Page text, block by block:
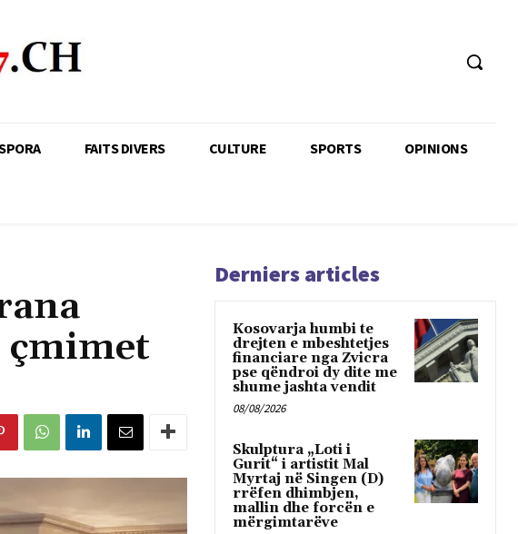
FAITS DIVERS CULTURE SPORTS OPINIONS
çmimet
Derniers articles
Kosovarja humbi te
drejten e mbeshtetjes
financiare nga Zvicra
pse qëndroi dy dite me
shume jashta vendit
08/08/2026
Skulptura „Loti i
Gurit“ i artistit Mal
Myrtaj në Singen (D)
rrëfen dhimbjen,
mallin dhe forcën e
mërgimtarëve